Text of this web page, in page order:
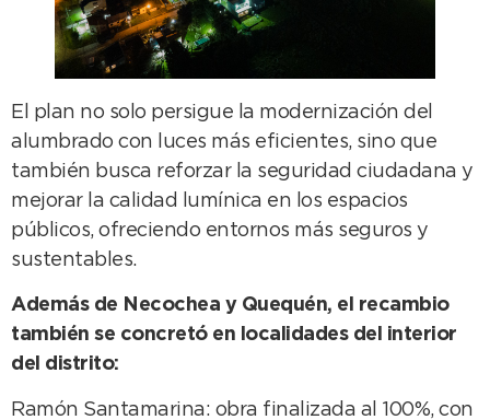
El plan no solo persigue la modernización del
alumbrado con luces más eficientes, sino que
también busca reforzar la seguridad ciudadana y
mejorar la calidad lumínica en los espacios
públicos, ofreciendo entornos más seguros y
sustentables.
Además de Necochea y Quequén, el recambio
también se concretó en localidades del interior
del distrito:
Ramón Santamarina: obra finalizada al 100%, con